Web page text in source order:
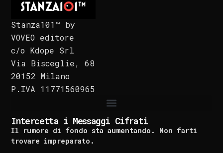
Stanza101™ by
VOVEO editore
c/o Kdope Srl
Via Bisceglie, 68
20152 Milano
P.IVA 11771560965
Intercetta i Messaggi Cifrati
Il rumore di fondo sta aumentando. Non farti
trovare impreparato.